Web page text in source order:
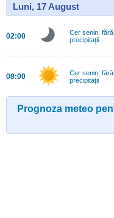
Luni, 17 August
02:00
Cer senin, fără
precipitații
08:00
Cer senin, fără
precipitații
Prognoza meteo